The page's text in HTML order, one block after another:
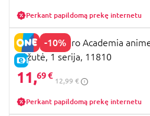
Perkant papildomą prekę internetu
-10%
E-KAINA
YUME My Hero Academia
dėžutė, 1 serija, 11810
11,69 €
12,99 €
Perkant papildomą prekę internetu